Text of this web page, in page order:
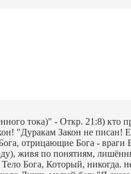
тока)" - Откр. 21:8) кто
"Дуракам Закон не писан!
отрицающие Бога - враги
живя по понятиям,
Бога, Который, никогда.